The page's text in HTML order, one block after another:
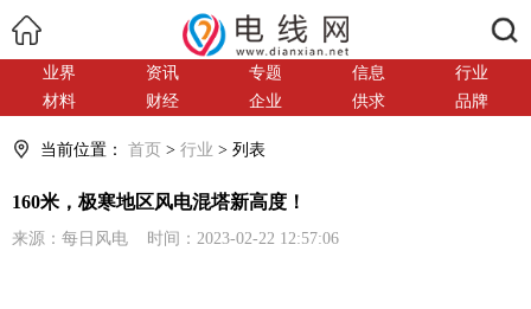
业界 资讯 专题 信息
行业
材料
财经 企业 供求 品牌
当前位置： 首页 > 行业 > 列表
160米，极寒地区风电混塔新高度！
来源：每日风电 时间：2023-02-22 12:57:06